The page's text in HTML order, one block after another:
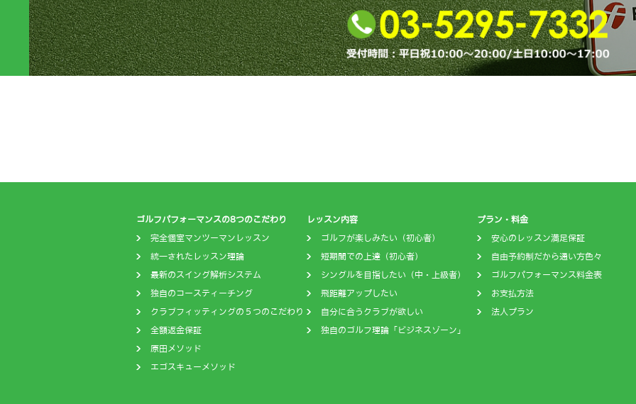
ゴルフパフォーマンスの8つのこだわり
完全個室マンツーマンレッスン
統一されたレッスン理論
最新のスイング解析システム
独自のコースティーチング
クラブフィッティングの５つのこだわり
全額返金保証
原田メソッド
エゴスキューメソッド
レッスン内容
ゴルフが楽しみたい（初心者）
短期間での上達（初心者）
シングルを目指したい（中・上級者）
飛距離アップしたい
自分に合うクラブが欲しい
独自のゴルフ理論「ビジネスゾーン」
プラン・料金
安心のレッスン満足保証
自由予約制だから通い方色々
ゴルフパフォーマンス料金表
お支払方法
法人プラン